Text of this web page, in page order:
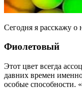
Сегодня я расскажу о
Фиолетовый
Этот цвет всегда
давних времен
особые способности.